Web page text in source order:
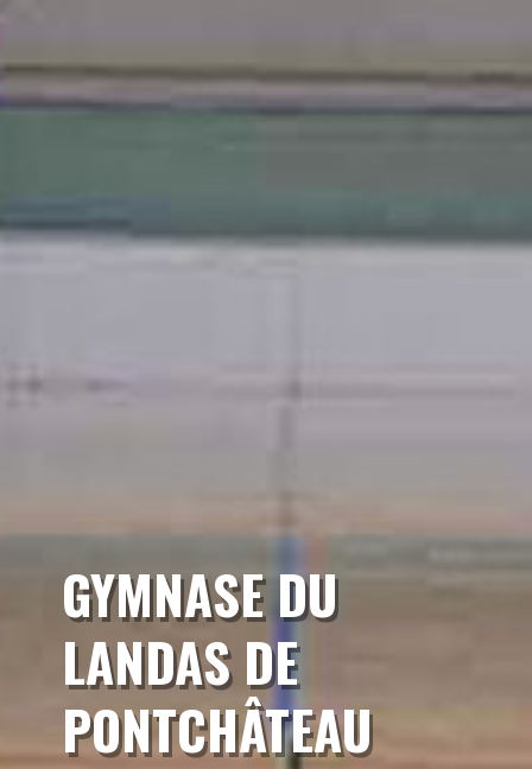
GYMNASE DU
LANDAS DE
PONTCHÂTEAU